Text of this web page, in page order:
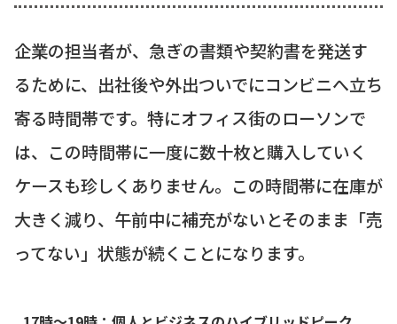
企業の担当者が、急ぎの書類や契約書を発送す
るために、出社後や外出ついでにコンビニへ立ち
寄る時間帯です。特にオフィス街のローソンで
は、この時間帯に一度に数十枚と購入していく
ケースも珍しくありません。この時間帯に在庫が
大きく減り、午前中に補充がないとそのまま「売
ってない」状態が続くことになります。